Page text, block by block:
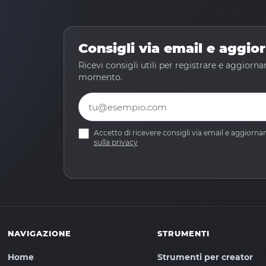
Consigli via email e
Ricevi consigli utili per registrare e
momento.
Email
Accetto di ricevere consigli via email e
sulla privacy
NAVIGAZIONE
Home
STRUMENTI
Strumenti per creator